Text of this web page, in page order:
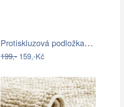
Protiskluzová podložka do koupelny…
199,-159,-Kč